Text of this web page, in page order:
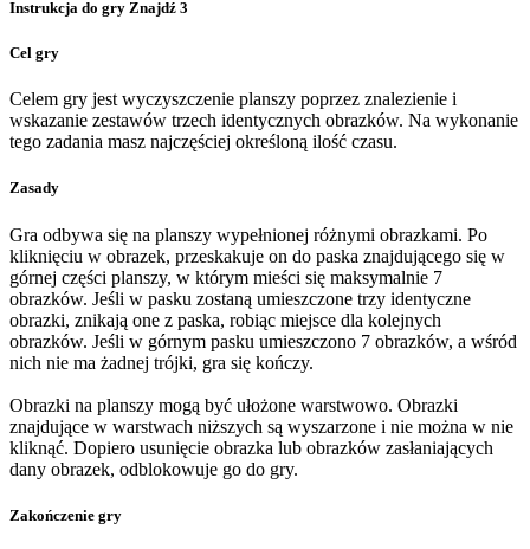
Instrukcja do gry Znajdź 3
Cel gry
Celem gry jest wyczyszczenie planszy poprzez znalezienie i
wskazanie zestawów trzech identycznych obrazków. Na wykonanie
tego zadania masz najczęściej określoną ilość czasu.
Zasady
Gra odbywa się na planszy wypełnionej różnymi obrazkami. Po
kliknięciu w obrazek, przeskakuje on do paska znajdującego się w
górnej części planszy, w którym mieści się maksymalnie 7
obrazków. Jeśli w pasku zostaną umieszczone trzy identyczne
obrazki, znikają one z paska, robiąc miejsce dla kolejnych
obrazków. Jeśli w górnym pasku umieszczono 7 obrazków, a wśród
nich nie ma żadnej trójki, gra się kończy.
Obrazki na planszy mogą być ułożone warstwowo. Obrazki
znajdujące w warstwach niższych są wyszarzone i nie można w nie
kliknąć. Dopiero usunięcie obrazka lub obrazków zasłaniających
dany obrazek, odblokowuje go do gry.
Zakończenie gry